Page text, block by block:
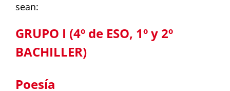
sean:
GRUPO I (4º de ESO, 1º y 2º
BACHILLER)
Poesía